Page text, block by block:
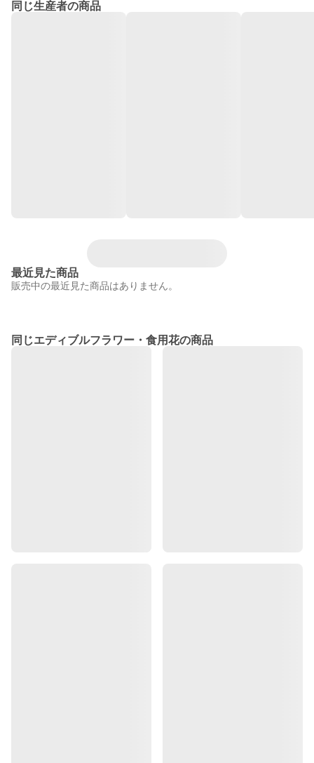
同じ生産者の商品
最近見た商品
販売中の最近見た商品はありません。
同じエディブルフラワー・食用花の商品